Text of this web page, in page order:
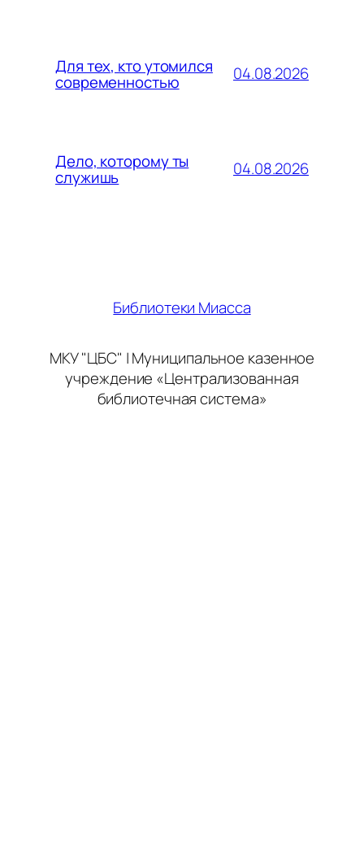
Для тех, кто утомился
современностью 04.08.2026
Дело, которому ты
служишь 04.08.2026
Библиотеки Миасса
МКУ "ЦБС" | Муниципальное казенное
учреждение «Централизованная
библиотечная система»